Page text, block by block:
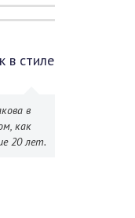
в стиле
в
как
20 лет.